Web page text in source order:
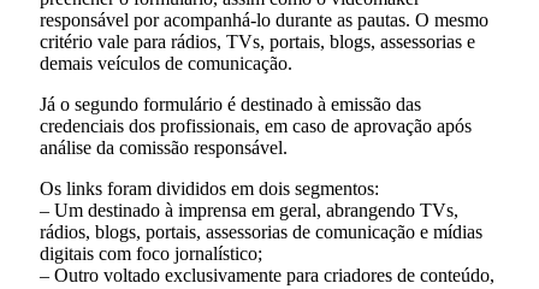
responsável por acompanhá-lo durante as pautas. O mesmo
critério vale para rádios, TVs, portais, blogs, assessorias e
demais veículos de comunicação.
Já o segundo formulário é destinado à emissão das
credenciais dos profissionais, em caso de aprovação após
análise da comissão responsável.
Os links foram divididos em dois segmentos:
– Um destinado à imprensa em geral, abrangendo TVs,
rádios, blogs, portais, assessorias de comunicação e mídias
digitais com foco jornalístico;
– Outro voltado exclusivamente para criadores de conteúdo,